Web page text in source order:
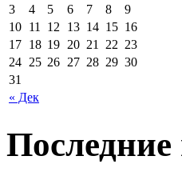
« Дек
3
4 5 6 7 8
9
10 11 12 13 14 15 16
17 18 19 20 21 22 23
24 25 26 27 28 29 30
31
Последние